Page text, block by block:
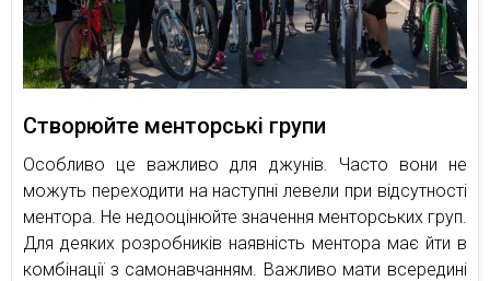
Створюйте менторські групи
Особливо це важливо для джунів. Часто вони не
можуть переходити на наступні левели при відсутності
ментора. Не недооцінюйте значення менторських груп.
Для деяких розробників наявність ментора має йти в
комбінації з самонавчанням. Важливо мати всередині